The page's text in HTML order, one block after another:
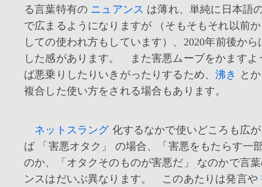
る言葉特有の ニュアンス は薄れ、単純に日本語
で広まるようになりますが （そもそもそれ以前
しての使われ方もしています）、2020年前後か
した感があります。 また害悪ムーブをかますよ
ば悪乗りしたりいきがったりするため、沸き
と
複合した使い方をされる場合もあります。
ネットスラング化するなかで使いどころも広
ば 「害悪オタク」 の場合、「害悪をもたらす一
のか、「オタクそのものが害悪だ」 なのかで言
ンスはだいぶ異なります。 このあたりは発言や